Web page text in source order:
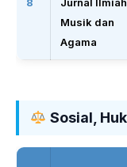
Musik dan
Agama
Sosial,